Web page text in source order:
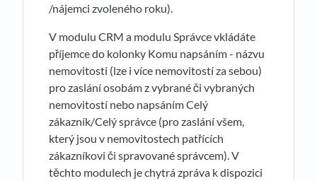
/nájemci zvoleného roku).
V modulu CRM a modulu Správce vkládáte
příjemce do kolonky Komu napsáním - názvu
nemovitosti (lze i více nemovitostí za sebou)
pro zaslání osobám z vybrané či vybraných
nemovitostí nebo napsáním Celý
zákazník/Celý správce (pro zaslání všem,
který jsou v nemovitostech patřících
zákazníkovi či spravované správcem). V
těchto modulech je chytrá zpráva k dispozici